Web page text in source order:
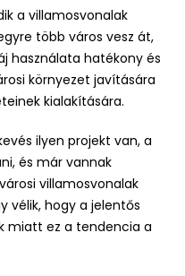
a villamosvonalak
több város vesz át,
használata hatékony és
környezet javítására
kialakítására.
ilyen projekt van, a
és már vannak
villamosvonalak
vélik, hogy a jelentős
miatt ez a tendencia a